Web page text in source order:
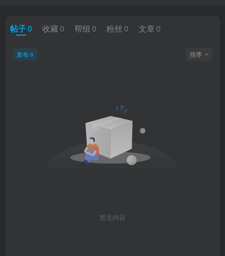
帖子0 收藏 0 帮组 0 粉丝 0 文章 0
发布 0 排序
暂无内容